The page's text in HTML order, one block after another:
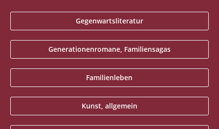
Gegenwartsliteratur
Generationenromane, Familiensagas
Familienleben
Kunst, allgemein